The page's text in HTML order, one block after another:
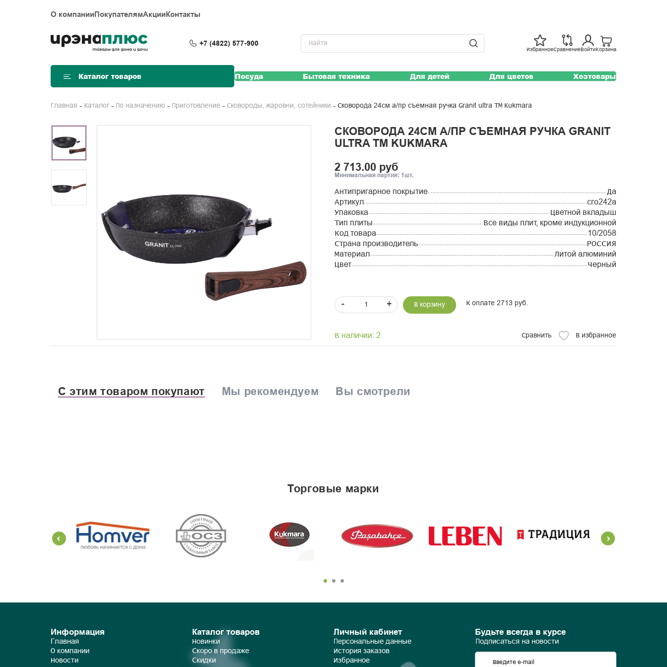
О компанииПокупателямАкцииКонтакты
+7 (4822) 577-900
ИзбранноеСравнение Войти Корзина
Каталог товаров Посуда Бытовая техника Для детей Для цветов Хозтовары
Главная Каталог По назначению Приготовление Сковороды, жаровни, сотейники Сковорода 24см а/пр съемная ручка Granit ultra ТМ Kukmara
СКОВОРОДА 24СМ А/ПР СЪЕМНАЯ РУЧКА GRANIT
ULTRA ТМ KUKMARA
2 713.00 руб
Минимальная партия: 1шт.
Антипригарное покрытие
Да
Артикул
сго242а
Упаковка
Цветной вкладыш
Тип плиты
Все виды плит, кроме индукционной
Код товара
10/2058
Страна производитель
РОССИЯ
Материал
Литой алюминий
Цвет
Черный
- + В корзину К оплате 2713 руб.
В наличии: 2 Сравнить В избранное
С этим товаром покупают Мы рекомендуем Вы смотрели
торговые марки
Информация
Главная
О компании
Новости
Каталог товаров
Новинки
Скоро в продаже
Скидки
Личный кабинет
Персональные данные
История заказов
Избранное
Будьте всегда в курсе
Подписаться на новости